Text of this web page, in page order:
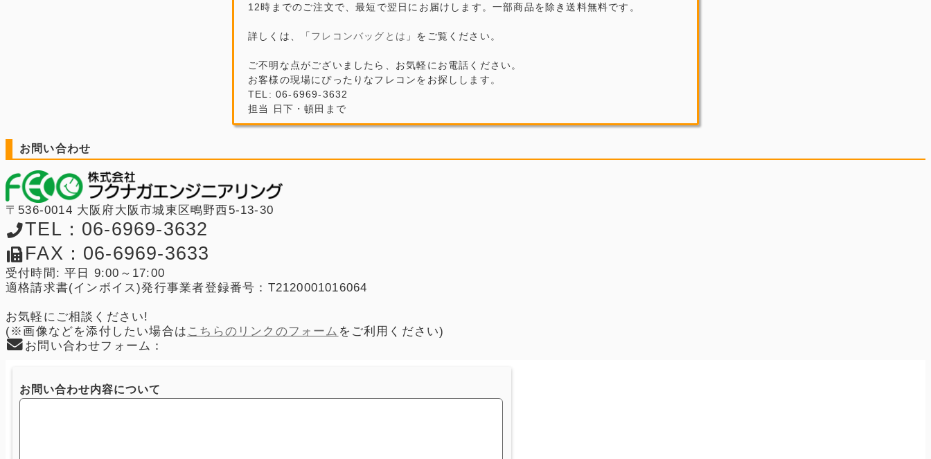
12時までのご注文で、最短で翌日にお届けします。一部商品を除き送料無料です。
詳しくは、「 フレコンバッグとは 」をご覧ください。
ご不明な点がございましたら、お気軽にお電話ください。
お客様の現場にぴったりなフレコンをお探しします。
TEL: 06-6969-3632
担当 日下・頓田まで
お問い合わせ
〒536-0014 大阪府大阪市城東区鴫野西5-13-30
TEL：06-6969-3632
FAX：06-6969-3633
受付時間: 平日 9:00～17:00
適格請求書(インボイス)発行事業者登録番号：T2120001016064
お気軽にご相談ください!
(※画像などを添付したい場合は こちらのリンクのフォーム をご利用ください)
お問い合わせフォーム：